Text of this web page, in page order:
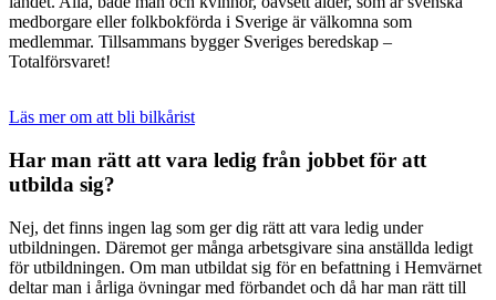
medborgare eller folkbokförda i Sverige är välkomna som
medlemmar. Tillsammans bygger Sveriges beredskap –
Totalförsvaret!
Läs mer om att bli bilkårist
Har man rätt att vara ledig från jobbet för att
utbilda sig?
Nej, det finns ingen lag som ger dig rätt att vara ledig under
utbildningen. Däremot ger många arbetsgivare sina anställda ledigt
för utbildningen. Om man utbildat sig för en befattning i Hemvärnet
deltar man i årliga övningar med förbandet och då har man rätt till